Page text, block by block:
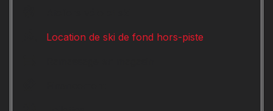
Location de ski de fond hors-piste